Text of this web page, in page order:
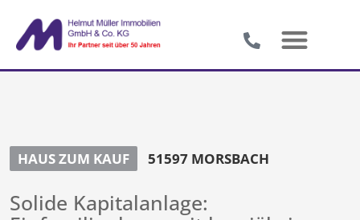
HAUS ZUM KAUF 51597 MORSBACH
Solide Kapitalanlage: